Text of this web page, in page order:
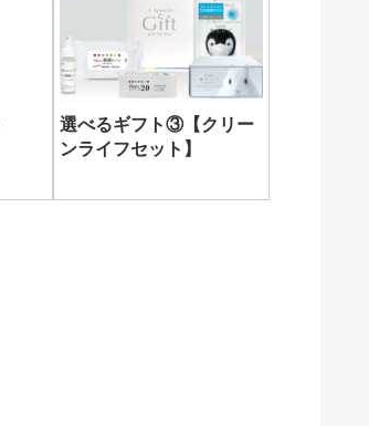
選べるギフト③【クリー
ンライフセット】